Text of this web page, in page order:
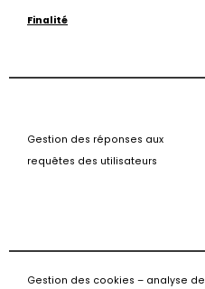
Finalité
Gestion des réponses aux
requêtes des utilisateurs
Gestion des cookies – analyse de